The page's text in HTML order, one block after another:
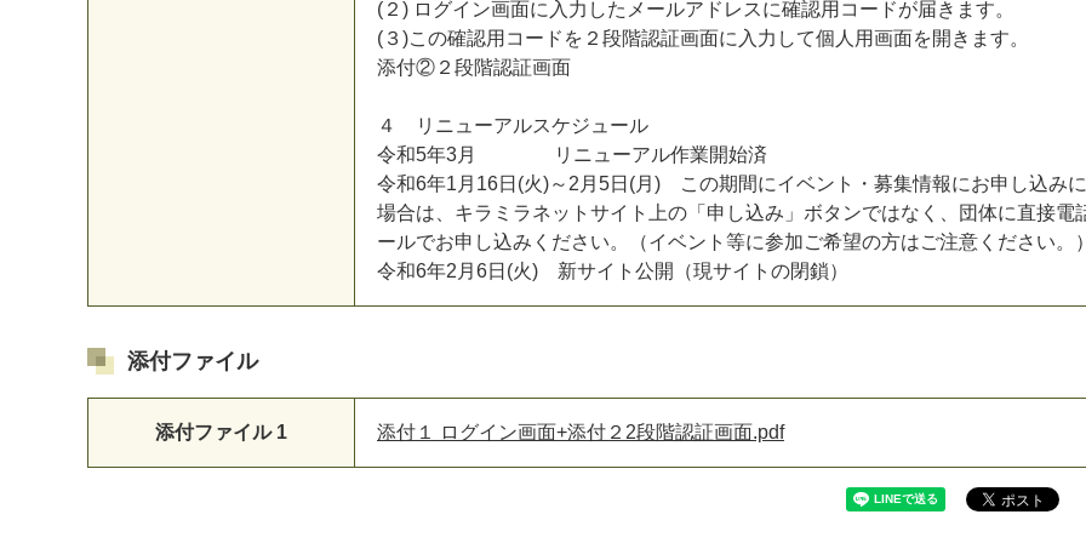
( ２ ) ロ グイ ン画面に 入 力 した メ ールア ド レ スに確認用 コ ー ドが届き ま す。
( ３ )こ の確認用 コ ー ド を ２ 段階認証画面に 入 力 して個 人 用画面を開 き ま す。
添付② ２ 段階認証画面
４ リ ニ ュ ーアルスケジ ュ ール
令和5年3月 リ ニ ュ ーアル作業開始済
令和6年1 月 16日 (火)～ 2 月 5日 (月 ) こ の期 間にイベン ト ・ 募集情報にお申 し込みに
場合は キラ ミ ラネッ ト サイ ト 上の 「 申 し込み 」 ボタ ンではな く 団体に直接電
ールでお申 し込み く ださ い。 （イベン ト 等に参加ご希望の方はご注意 く ださ い。
）
令和6年2 月 6日 (火) 新サイ ト 公開 （現サイ ト の閉鎖）
添付ファイル
添付ファイル 1 添付１ ログイン画面+添付２2段階認証画面.pdf